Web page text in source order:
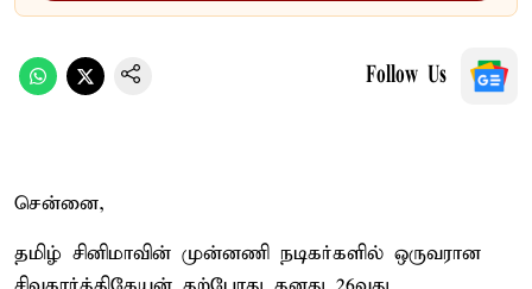
Follow Us
சென்னை,
தமிழ் சினிமாவின் முன்னணி நடிகர்களில் ஒருவரான